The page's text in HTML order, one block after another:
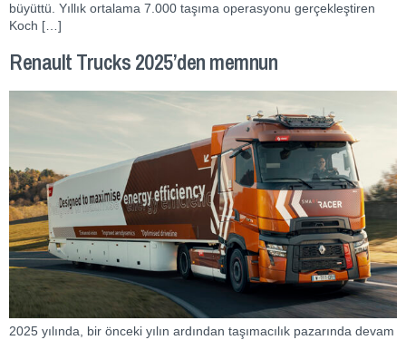
büyüttü. Yıllık ortalama 7.000 taşıma operasyonu gerçekleştiren
Koch […]
Renault Trucks 2025’den memnun
2025 yılında, bir önceki yılın ardından taşımacılık pazarında devam